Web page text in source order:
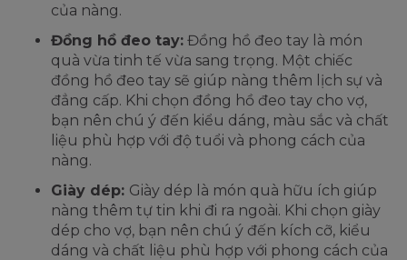
của nàng.
Đồng hồ đeo tay: Đồng hồ đeo tay là món
quà vừa tinh tế vừa sang trọng. Một chiếc
đồng hồ đeo tay sẽ giúp nàng thêm lịch sự và
đẳng cấp. Khi chọn đồng hồ đeo tay cho vợ,
bạn nên chú ý đến kiểu dáng, màu sắc và chất
liệu phù hợp với độ tuổi và phong cách của
nàng.
Giày dép: Giày dép là món quà hữu ích giúp
nàng thêm tự tin khi đi ra ngoài. Khi chọn giày
dép cho vợ, bạn nên chú ý đến kích cỡ, kiểu
dáng và chất liệu phù hợp với phong cách của